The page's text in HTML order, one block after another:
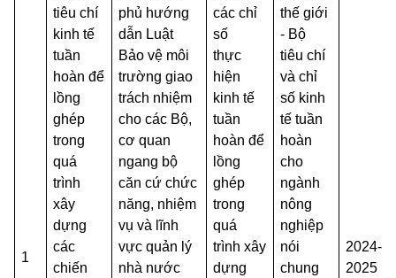
1
tiêu chí
kinh tế
tuần
hoàn để
lồng
ghép
trong
quá
trình
xây
dựng
các
chiến
phủ hướng
dẫn Luật
Bảo vệ môi
trường giao
trách nhiệm
cho các Bộ,
cơ quan
ngang bộ
căn cứ chức
năng, nhiệm
vụ và lĩnh
vực quản lý
nhà nước
các chỉ
số
thực
hiện
kinh tế
tuần
hoàn để
lồng
ghép
trong
quá
trình xây
dựng
thế giới
- Bộ
tiêu chí
và chỉ
số kinh
tế tuần
hoàn
cho
ngành
nông
nghiệp
nói
chung
2024-
2025